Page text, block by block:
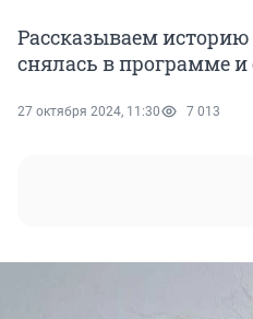
Рассказываем историю
снялась в программе и
27 октября 2024, 11:30 7 013